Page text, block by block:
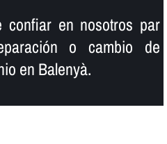
confiar en nosotros par
o cambio de
en Balenyà.